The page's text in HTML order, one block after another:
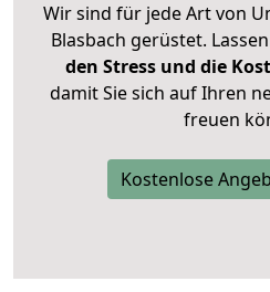
Wir sind für jede Art von
Blasbach gerüstet.
den Stress und die
damit Sie sich auf Ihren
freuen
Kostenlose